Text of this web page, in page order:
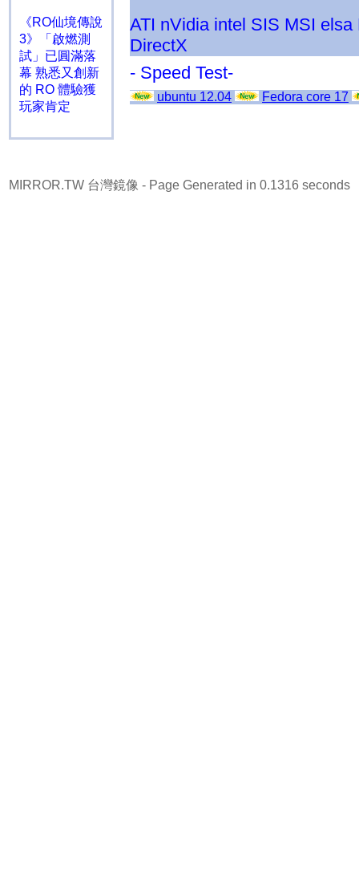
《RO仙境傳說
3》「啟燃測
試」已圓滿落
幕 熟悉又創新
的 RO 體驗獲
玩家肯定
ATI nVidia intel SIS MSI elsa
DirectX
- Speed Test-
ubuntu 12.04 Fedora core 17
MIRROR.TW 台灣鏡像 - Page Generated in 0.1316 seconds